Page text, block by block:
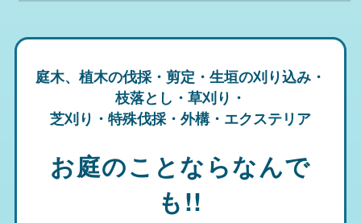
庭木、植木の伐採・剪定・生垣の刈り込み・
枝落とし・草刈り・
芝刈り・特殊伐採・外構・エクステリア
お庭のことならなんで
も!!